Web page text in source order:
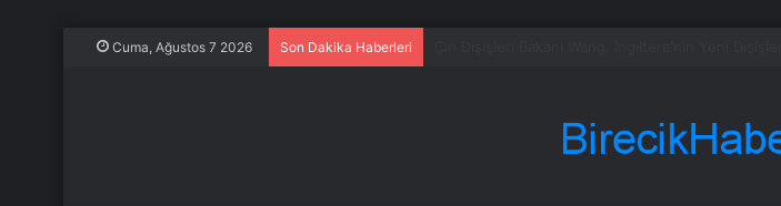
Cuma, Ağustos 7 2026 Son Dakika Haberleri